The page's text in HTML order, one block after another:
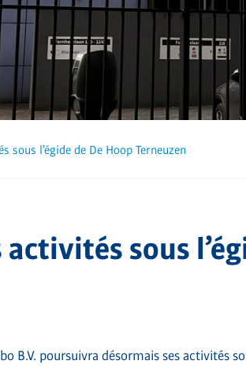
sous l’égide de De Hoop Terneuzen
sous
B.V. poursuivra désormais ses activités